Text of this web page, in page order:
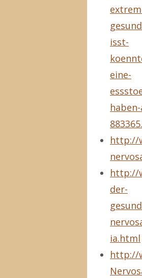
isst-
eine-
haben-
http://
http://
der-
ia.html
http://